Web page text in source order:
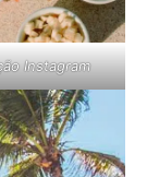
Instagram